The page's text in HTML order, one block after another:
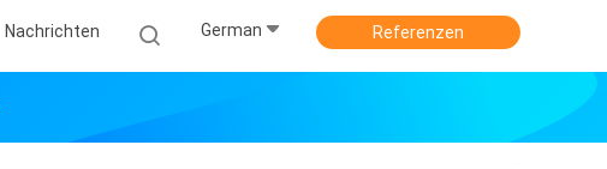
Nachrichten German Referenzen